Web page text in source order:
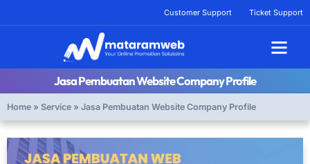
Customer Support Ticket Support
Jasa Pembuatan Website Company Profile
Home » Service » Jasa Pembuatan Website Company Profile